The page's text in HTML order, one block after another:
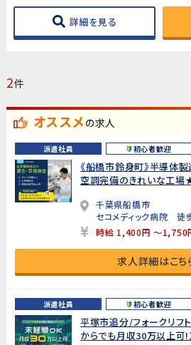
詳細を見る
2件
オススメの求人
派遣社員 初心者歓迎
《船橋市鈴身町》半導体
空調完備のきれいな工
千葉県船橋市
セコメディック病院 徒
時給 1,400円 ～1,750
求人詳細はこち
派遣社員 初心者歓迎
平塚市追分/フォークリフ
からでも月収30万以上可